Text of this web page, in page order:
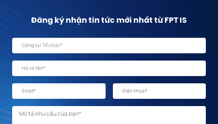
Đăng ký nhận tin tức mới nhất từ FPT IS
Công ty/ Tổ chức*
Họ và tên*
Email* Điện thoại*
Mô tả nhu cầu *